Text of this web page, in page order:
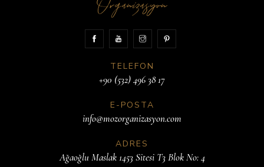
TELEFON
+90 (532) 496 38 17
E-POSTA
info@mozorganizasyon.com
ADRES
Ağaoğlu Maslak 1453 Sitesi T3 Blok No: 4